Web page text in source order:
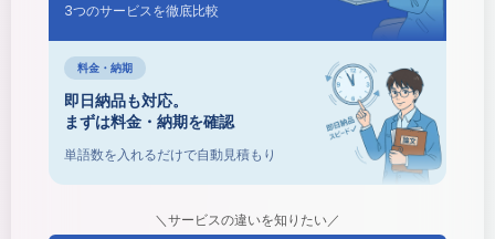
3つのサービスを徹底比較
料金・納期
即日納品も対応。
まずは料金・納期を確認
単語数を入れるだけで自動見積もり
＼サービスの違いを知りたい／